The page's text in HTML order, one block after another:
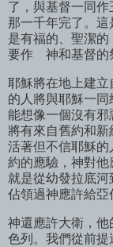
了，與基督一同
那一千年完了。
是有福的、聖潔
要作 神和基督的
耶穌將在地上建
的人將與耶穌一同
能想像一個沒有邪
將有來自舊約和
活著但不信耶穌
約的應驗，神對
就是從幼發拉底
佔領過神應許給亞
神還應許大衛，他
色列。我們從前